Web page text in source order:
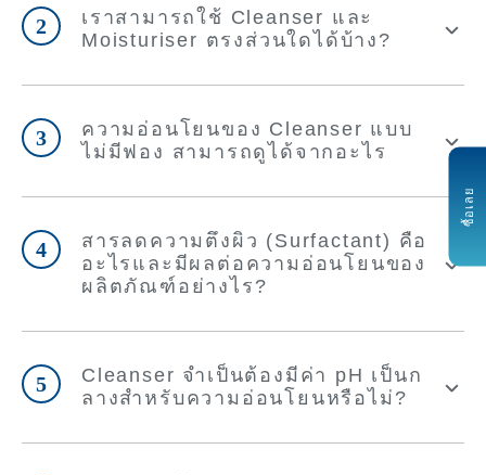
2
เราสามารถใช้ Cleanser และ
Moisturiser ตรงส่วนใดได้บ้าง?
3
ความอ่อนโยนของ Cleanser แบบ
ไม่มีฟอง สามารถดูได้จากอะไร
4
สารลดความตึงผิว (Surfactant) คือ
อะไรและมีผลต่อความอ่อนโยนของ
ผลิตภัณฑ์อย่างไร?
5
Cleanser จำเป็นต้องมีค่า pH เป็นก
ลางสำหรับความอ่อนโยนหรือไม่?
ซื้อเลย